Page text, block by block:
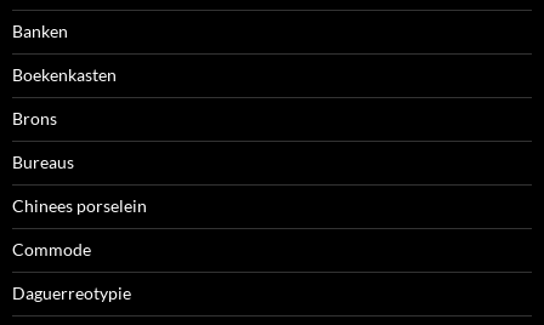
Banken
Boekenkasten
Brons
Bureaus
Chinees porselein
Commode
Daguerreotypie